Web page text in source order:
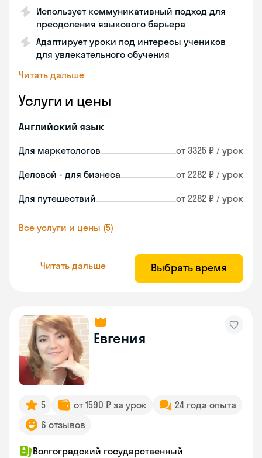
Использует коммуникативный подход для
преодоления языкового барьера
Адаптирует уроки под интересы учеников
для увлекательного обучения
Читать дальше
Услуги и цены
Английский язык
Для маркетологов от 3325 ₽ / урок
Деловой - для бизнеса от 2282 ₽ / урок
Для путешествий от 2282 ₽ / урок
Все услуги и цены (5)
Читать дальше Выбрать время
Евгения
5 от 1590 ₽ за урок
24 года опыта
6 отзывов
Волгоградский государственный